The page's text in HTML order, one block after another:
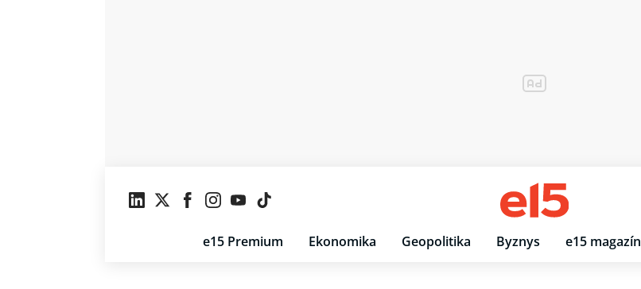
e15 Premium Ekonomika Geopolitika Byznys e15 magazín